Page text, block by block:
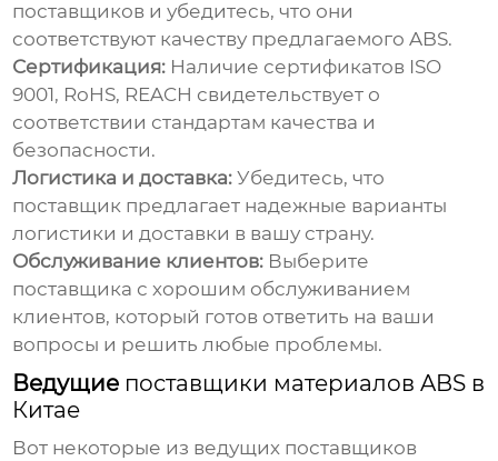
поставщиков и убедитесь, что они
соответствуют качеству предлагаемого ABS.
Сертификация: Наличие сертификатов ISO
9001, RoHS, REACH свидетельствует о
соответствии стандартам качества и
безопасности.
Логистика и доставка: Убедитесь, что
поставщик предлагает надежные варианты
логистики и доставки в вашу страну.
Обслуживание клиентов: Выберите
поставщика с хорошим обслуживанием
клиентов, который готов ответить на ваши
вопросы и решить любые проблемы.
Ведущие поставщики материалов ABS в
Китае
Вот некоторые из ведущих поставщиков